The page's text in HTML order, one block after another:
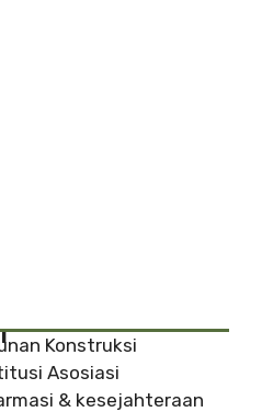
Konstruksi
Asosiasi
& kesejahteraan